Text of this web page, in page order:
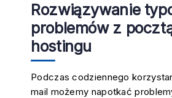
Rozwiązywanie
problemów z
hostingu
Podczas codziennego
mail możemy napotkać